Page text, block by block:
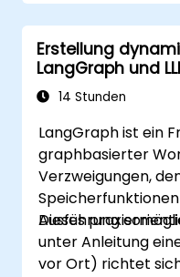
Erstellung
LangGraph und
14 Stunden
LangGraph ist ein
graphbasierter
Verzweigungen,
Ausführung
Dieses
unter Anleitung
vor Ort) richtet